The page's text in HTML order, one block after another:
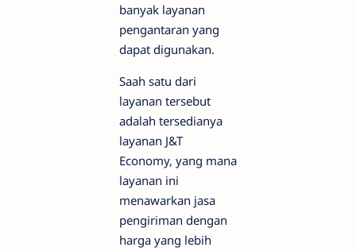
banyak layanan
pengantaran yang
dapat digunakan.
Saah satu dari
layanan tersebut
adalah tersedianya
layanan J&T
Economy, yang mana
layanan ini
menawarkan jasa
pengiriman dengan
harga yang lebih